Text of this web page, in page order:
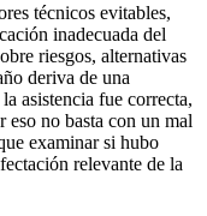
técnicos evitables,
inadecuada del
riesgos, alternativas
deriva de una
asistencia fue correcta,
no basta con un mal
examinar si hubo
relevante de la